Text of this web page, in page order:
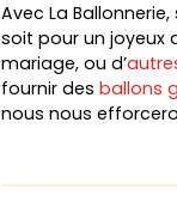
Avec La
soit pour un joyeux
mariage, ou d’
fournir des ballons
nous nous